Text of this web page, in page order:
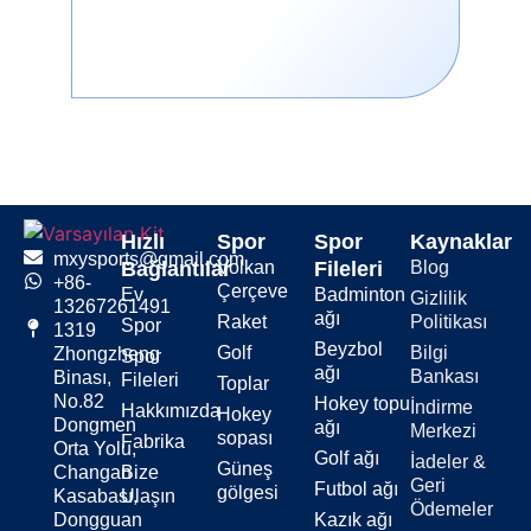
Top
Türü
En İyi
Kullanım
Değerlendirmesi
Eğitim
Ping
Pong
Günlük
uygulama
1 ila 2 yıldız
Ping
Pong
Resmi
yarışmalar
3 yıldız
mxysports@gmail.com
+86-
13267261491
1319
Zhongzheng
Binası,
No.82
Dongmen
Orta Yolu,
Changan
Kasabası,
Dongguan
Hızlı
Bağlantılar
Ev
Spor
Spor
Fileleri
Hakkımızda
Fabrika
Bize
Ulaşın
Spor
Volkan
Çerçeve
Raket
Golf
Toplar
Hokey
sopası
Güneş
gölgesi
Spor
Fileleri
Badminton
ağı
Beyzbol
ağı
Hokey topu
ağı
Golf ağı
Futbol ağı
Kazık ağı
Kaynaklar
Blog
Gizlilik
Politikası
Bilgi
Bankası
İndirme
Merkezi
İadeler &
Geri
Ödemeler